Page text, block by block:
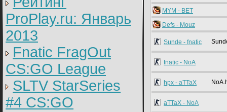
ProPlay.ru: Январь
2013
Fnatic FragOut
CS:GO League
SLTV StarSeries
#4 CS:GO
MYM - BET
Defs - Mouz
Sunde - fnatic
fnatic - NoA
hpx - aTTaX
aTTaX - NoA